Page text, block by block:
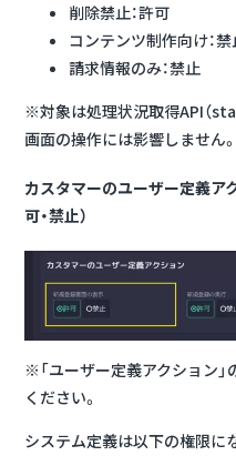
削除禁止：許可
コンテンツ制作向け：
請求情報のみ：禁止
※対象は処理状況取得API（
画面の操作には影響しません。
カスタマーのユーザー定義ア
可・禁止）
※「ユーザー定義アクション
ください。
システム定義は以下の権限に